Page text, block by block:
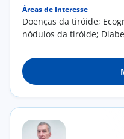
Áreas de Interesse
Doenças da tiróide;
nódulos da tiróide;